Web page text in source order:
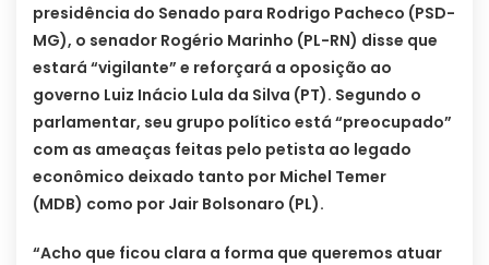
presidência do Senado para Rodrigo Pacheco (PSD-
MG), o senador Rogério Marinho (PL-RN) disse que
estará “vigilante” e reforçará a oposição ao
governo Luiz Inácio Lula da Silva (PT). Segundo o
parlamentar, seu grupo político está “preocupado”
com as ameaças feitas pelo petista ao legado
econômico deixado tanto por Michel Temer
(MDB) como por Jair Bolsonaro (PL).
“Acho que ficou clara a forma que queremos atuar